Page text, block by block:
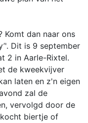
Komt dan naar ons
Dit is 9 september
2 in Aarle-Rixtel.
de kweekvijver
laten en z'n eigen
zal de
vervolgd door de
biertje of